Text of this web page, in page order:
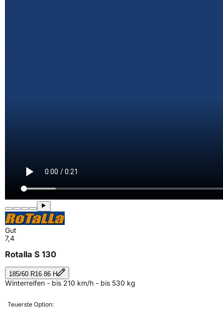
Gut
7,4
Rotalla S 130
185/60 R16 86 H
Winterreifen - bis 210 km/h - bis 530 kg
Teuerste Option: